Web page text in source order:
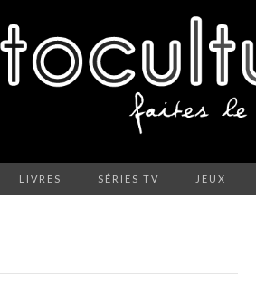
LIVRES SÉRIES TV JEUX